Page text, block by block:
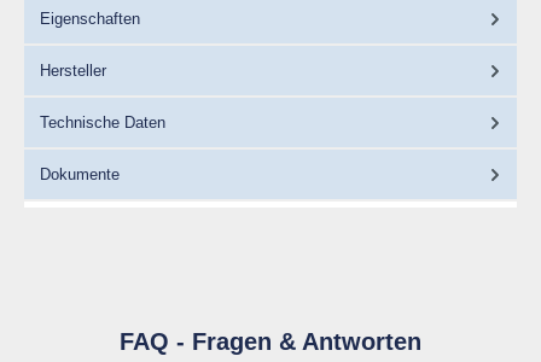
Eigenschaften
Hersteller
Technische Daten
Dokumente
FAQ - Fragen & Antworten